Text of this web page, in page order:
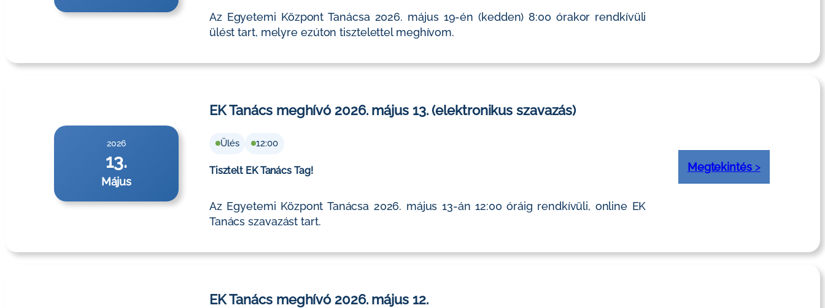
Az Egyetemi Központ Tanácsa 2026. május 19-én (kedden) 8:00 órakor rendkívüli
ülést tart, melyre ezúton tisztelettel meghívom.
2026
13.
Május
EK Tanács meghívó 2026. május 13. (elektronikus szavazás)
Ülés 12:00
Tisztelt EK Tanács Tag!
Az Egyetemi Központ Tanácsa 2026. május 13-án 12:00 óráig rendkívüli, online EK
Tanács szavazást tart.
Megtekintés>
EK Tanács meghívó 2026. május 12.